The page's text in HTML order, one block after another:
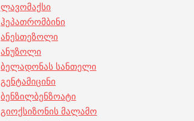
ლავომაქსი
ჰეპათრომბინი
ანესთეზოლი
ანუზოლი
ბელადონას სანთელი
გენტამიცინი
ბენზილბენზოატი
გიოქსიზონის მალამო